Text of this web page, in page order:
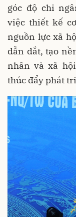
góc độ chi
việc thiết kế
nguồn lực xã
dẫn dắt, tạo
nhân và xã
thúc đẩy phát